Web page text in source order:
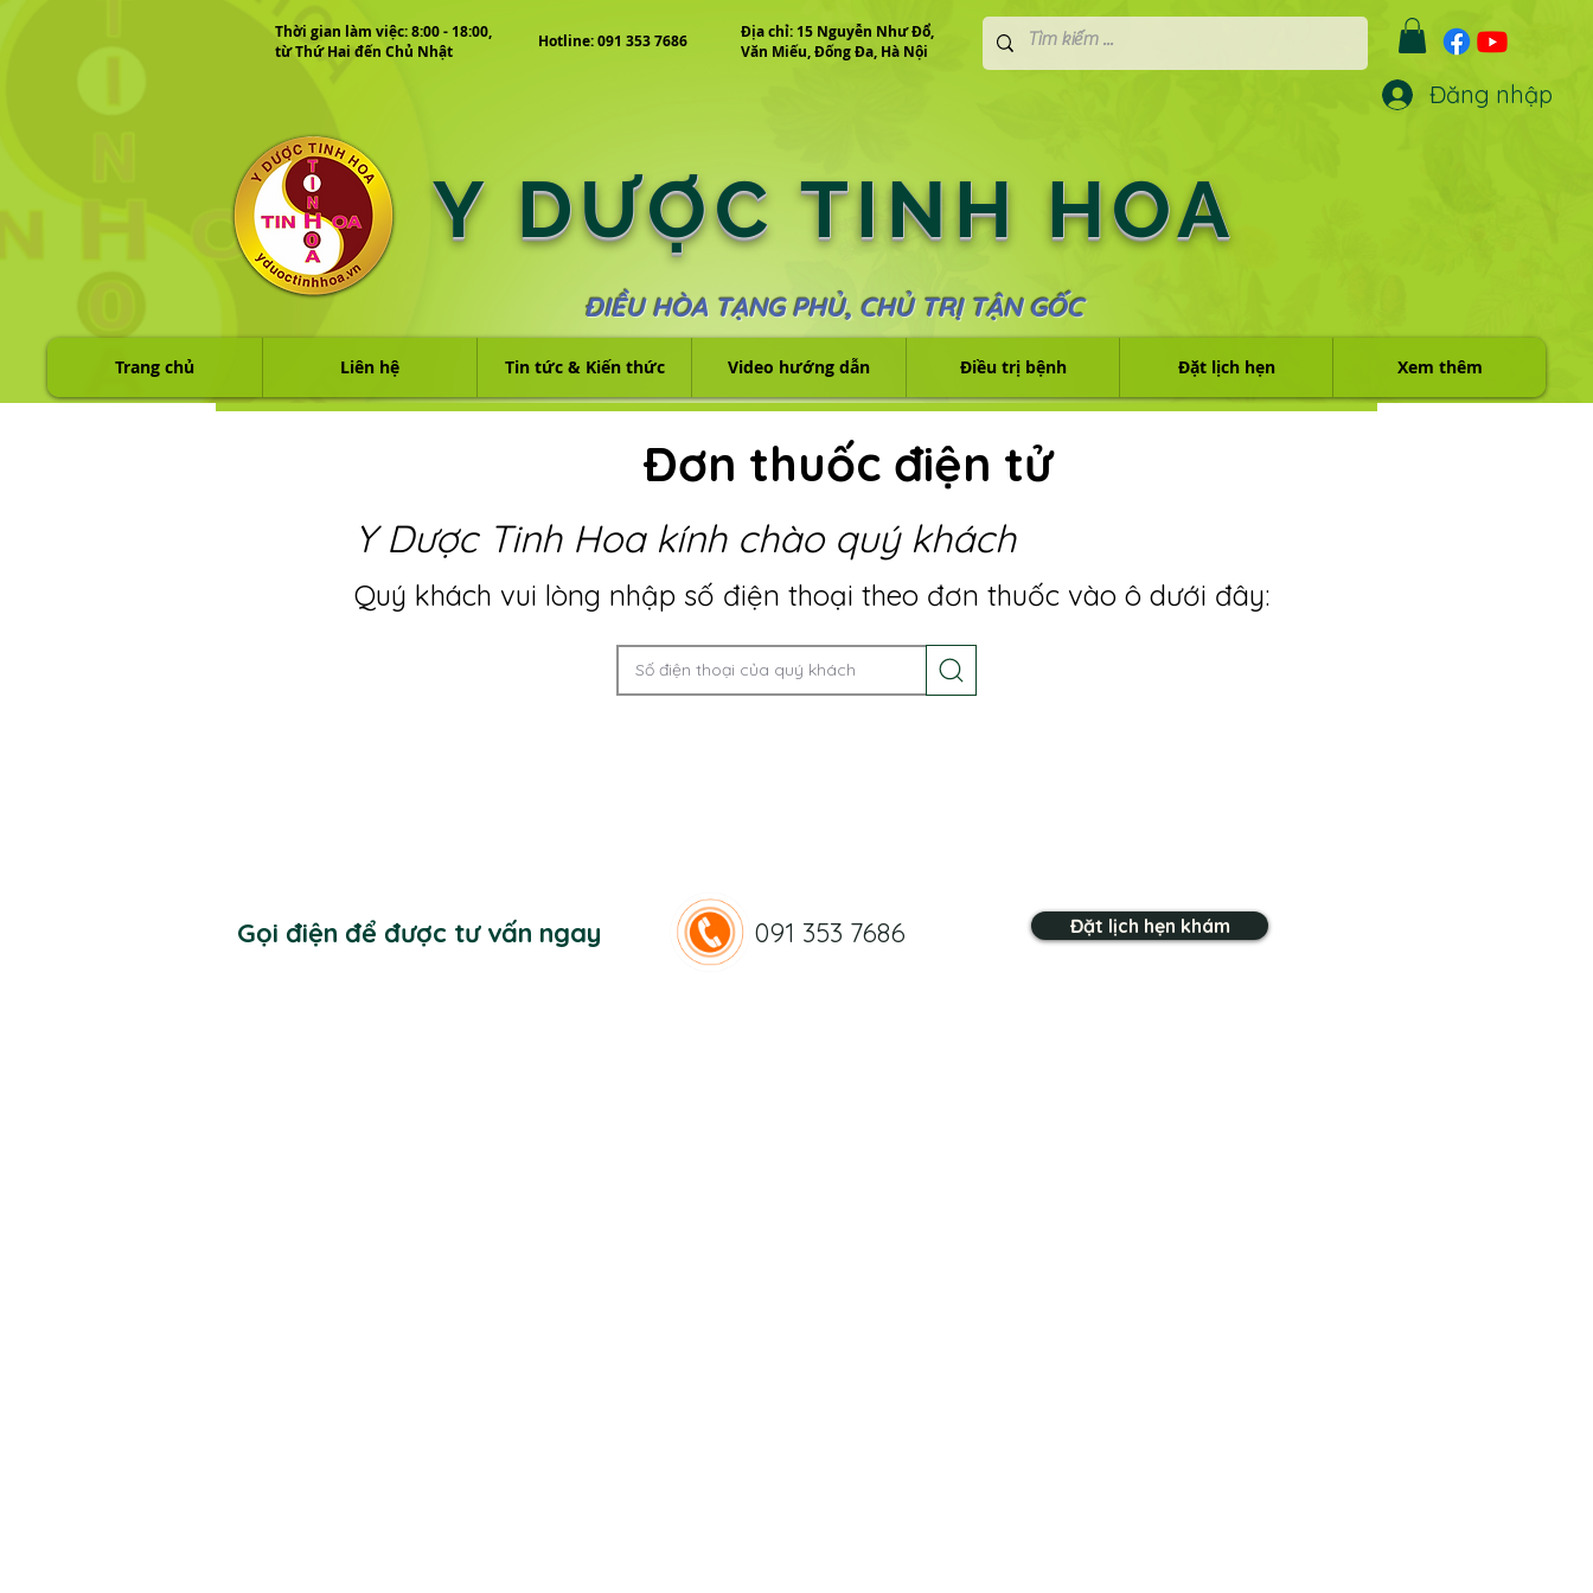
Đăng nhập
Thời gian làm việc: 8:00 - 18:00,
từ Thứ Hai đến Chủ Nhật
Hotline: 091 353 7686
Địa chỉ: 15 Nguyễn Như Đổ,
Văn Miếu, Đống Đa, Hà Nội
Y DƯỢC TINH HOA
ĐIỀU HÒA TẠNG PHỦ, CHỦ TRỊ TẬN GỐC
Trang chủ Liên hệ Tin tức & Kiến thức Video hướng dẫn Điều trị bệnh Đặt lịch hẹn Xem thêm
Đơn thuốc điện tử
Y Dược Tinh Hoa kính chào quý khách
Quý khách vui lòng nhập số điện thoại theo đơn thuốc vào ô dưới đây:
Gọi điện để được tư vấn ngay 091 353 7686 Đặt lịch hẹn khám